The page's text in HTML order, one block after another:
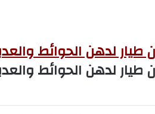
طيار لدهن الحوائط
طيار لدهن الحوائط